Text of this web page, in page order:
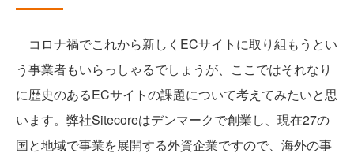
コロナ禍でこれから新しくECサイトに取り組もうとい
う事業者もいらっしゃるでしょうが、ここではそれなり
に歴史のあるECサイトの課題について考えてみたいと思
います。弊社Sitecoreはデンマークで創業し、現在27の
国と地域で事業を展開する外資企業ですので、海外の事